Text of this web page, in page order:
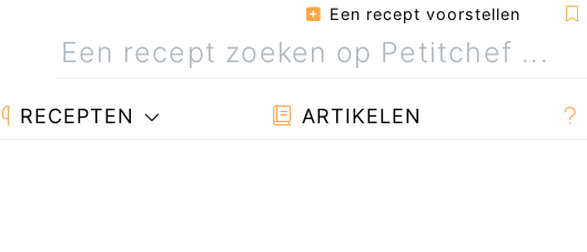
Een recept voorstellen
RECEPTEN ARTIKELEN